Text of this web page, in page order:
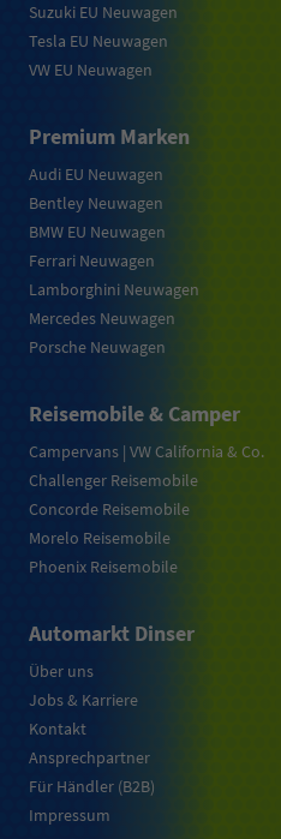
Suzuki EU Neuwagen
Tesla EU Neuwagen
VW EU Neuwagen
Premium Marken
Audi EU Neuwagen
Bentley Neuwagen
BMW EU Neuwagen
Ferrari Neuwagen
Lamborghini Neuwagen
Mercedes Neuwagen
Porsche Neuwagen
Reisemobile & Camper
Campervans | VW California & Co.
Challenger Reisemobile
Concorde Reisemobile
Morelo Reisemobile
Phoenix Reisemobile
Automarkt Dinser
Über uns
Jobs & Karriere
Kontakt
Ansprechpartner
Für Händler (B2B)
Impressum